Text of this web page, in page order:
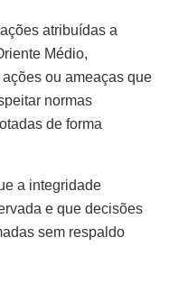
atribuídas a
Médio,
ou ameaças que
normas
de forma
a integridade
e que decisões
sem respaldo